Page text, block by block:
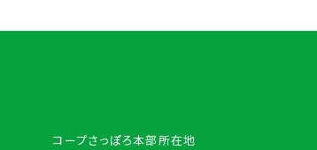
コープさっぽろ本部所在地